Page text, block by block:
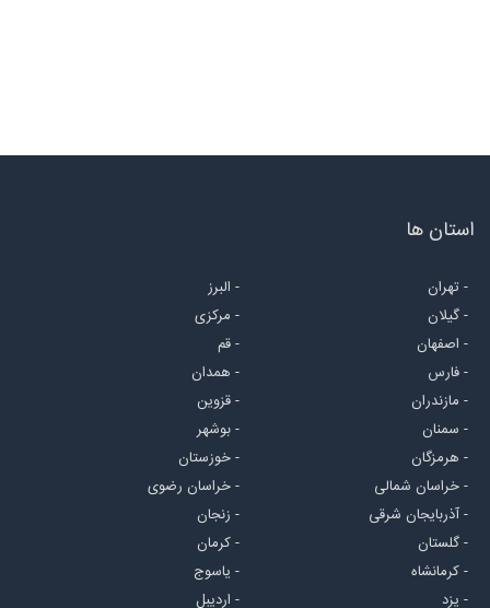
استان ها
- تهران
- البرز
- گیلان
- مرکزی
- اصفهان
- قم
- فارس
- همدان
- مازندران
- قزوین
- سمنان
- بوشهر
- هرمزگان
- خوزستان
- خراسان شمالی
- خراسان رضوی
- آذربایجان شرقی
- زنجان
- گلستان
- کرمان
- کرمانشاه
- یاسوج
- یزد
- اردیبل